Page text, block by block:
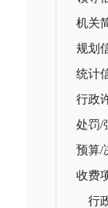
机关
规划
统计
行政
处罚/
预算/
收费
行